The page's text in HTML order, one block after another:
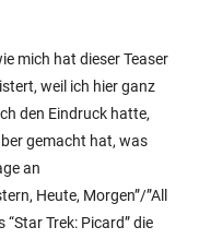
mich hat dieser Teaser
weil ich hier ganz
den Eindruck hatte,
gemacht hat, was
an
Heute, Morgen”/”All
Trek: Picard” die